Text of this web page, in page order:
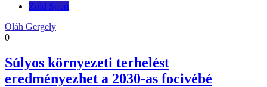
Zöld Sport
Oláh Gergely
0
Súlyos környezeti terhelést
eredményezhet a 2030-as focivébé